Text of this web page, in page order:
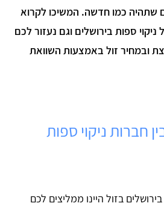
כמו חדשה. המשיכו לקרוא
ספות בירושלים וגם נעזור לכם
ובמחיר זול באמצעות השוואת
חברות ניקוי ספות
בזול היינו ממליצים לכם